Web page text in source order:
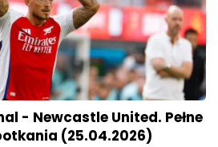
- Newcastle United. Pełne
(25.04.2026)